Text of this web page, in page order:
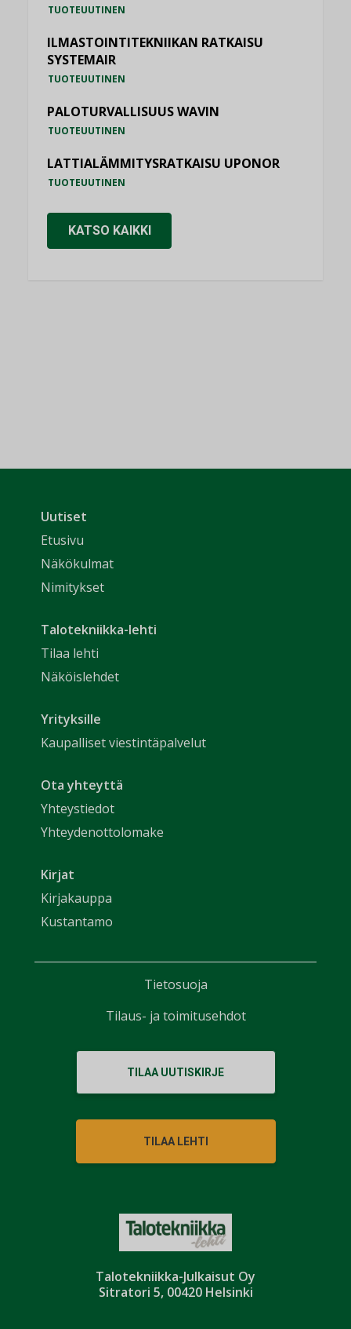
TUOTEUUTINEN
ILMASTOINTITEKNIIKAN RATKAISU
SYSTEMAIR
TUOTEUUTINEN
PALOTURVALLISUUS WAVIN
TUOTEUUTINEN
LATTIALÄMMITYSRATKAISU UPONOR
TUOTEUUTINEN
KATSO KAIKKI
Talotekniikka-Julkaisut Oy
Sitratori 5, 00420 Helsinki
Uutiset
Etusivu
Näkökulmat
Nimitykset
Talotekniikka-lehti
Tilaa lehti
Näköislehdet
Yrityksille
Kaupalliset viestintäpalvelut
Ota yhteyttä
Yhteystiedot
Yhteydenottolomake
Kirjat
Kirjakauppa
Kustantamo
TILAA UUTISKIRJE
TILAA LEHTI
Tietosuoja
Tilaus- ja toimitusehdot